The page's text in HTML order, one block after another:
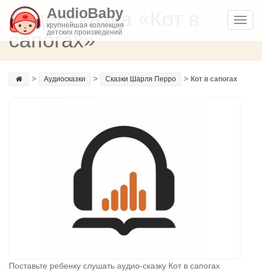
AudioBaby
крупнейшая коллекция
детских произведений
Аудиосказка «Кот в
сапогах»
> Аудиосказки > Сказки Шарля Перро > Кот в сапогах
Поставьте ребенку слушать аудио-сказку Кот в сапогах